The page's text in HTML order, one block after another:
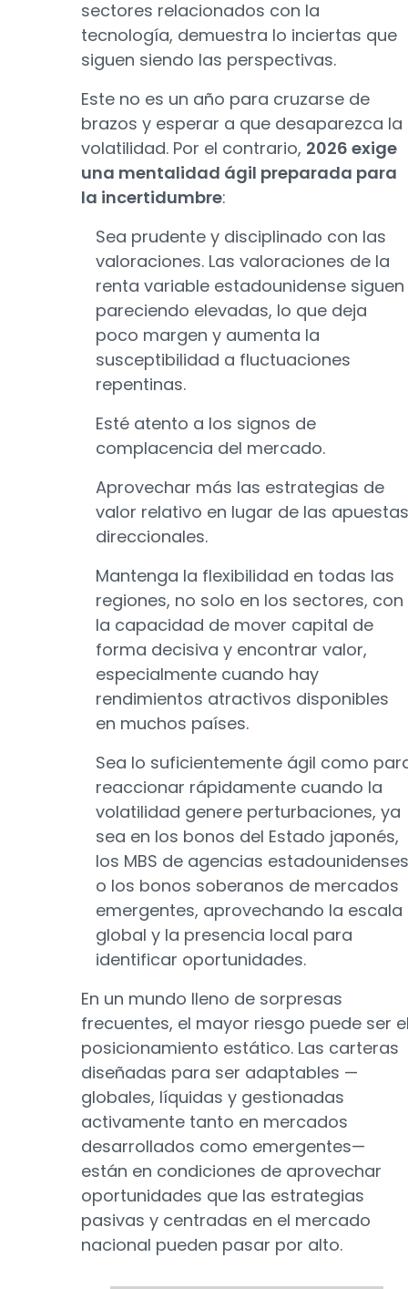
sectores relacionados con la
tecnología, demuestra lo inciertas que
siguen siendo las perspectivas.
Este no es un año para cruzarse de
brazos y esperar a que desaparezca la
volatilidad. Por el contrario, 2026 exige
una mentalidad ágil preparada para
la incertidumbre:
Sea prudente y disciplinado con las
valoraciones. Las valoraciones de la
renta variable estadounidense siguen
pareciendo elevadas, lo que deja
poco margen y aumenta la
susceptibilidad a fluctuaciones
repentinas.
Esté atento a los signos de
complacencia del mercado.
Aprovechar más las estrategias de
valor relativo en lugar de las apuestas
direccionales.
Mantenga la flexibilidad en todas las
regiones, no solo en los sectores, con
la capacidad de mover capital de
forma decisiva y encontrar valor,
especialmente cuando hay
rendimientos atractivos disponibles
en muchos países.
Sea lo suficientemente ágil como
reaccionar rápidamente cuando la
volatilidad genere perturbaciones, ya
sea en los bonos del Estado japonés,
los MBS de agencias estadounidenses
o los bonos soberanos de mercados
emergentes, aprovechando la escala
global y la presencia local para
identificar oportunidades.
En un mundo lleno de sorpresas
frecuentes, el mayor riesgo puede ser
posicionamiento estático. Las carteras
diseñadas para ser adaptables —
globales, líquidas y gestionadas
activamente tanto en mercados
desarrollados como emergentes—
están en condiciones de aprovechar
oportunidades que las estrategias
pasivas y centradas en el mercado
nacional pueden pasar por alto.